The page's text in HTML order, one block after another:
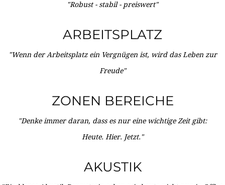
"Robust - stabil - preiswert"
ARBEITSPLATZ
"Wenn der Arbeitsplatz ein Vergnügen ist, wird das Leben zur
Freude"
ZONEN BEREICHE
"Denke immer daran, dass es nur eine wichtige Zeit gibt:
Heute. Hier. Jetzt."
AKUSTIK